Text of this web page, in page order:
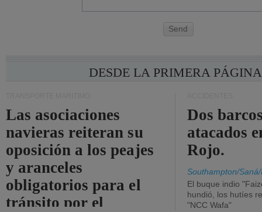
Send
DESDE LA PRIMERA PÁGINA
Las asociaciones
navieras reiteran su
oposición a los peajes
y aranceles
obligatorios para el
tránsito por el
Dos
atacados
Rojo.
Southampton/
El buque indio
hundió, los hutíes
"NCC Wafa"